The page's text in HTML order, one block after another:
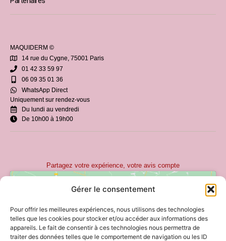
Gérer le consentement
Pour offrir les meilleures expériences, nous utilisons des technologies
telles que les cookies pour stocker et/ou accéder aux informations des
appareils. Le fait de consentir à ces technologies nous permettra de
traiter des données telles que le comportement de navigation ou les ID
MAQUIDERM ©
14 rue du Cygne, 75001 Paris
01 42 33 59 97
06 09 35 01 36
WhatsApp Direct
Uniquement sur rendez-vous
Du lundi au vendredi
De 10h00 à 19h00
Partagez votre expérience, votre avis compte